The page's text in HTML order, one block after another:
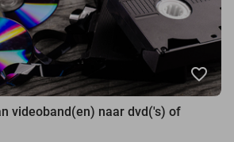
favorite_border
videoband(en) naar dvd('s) of